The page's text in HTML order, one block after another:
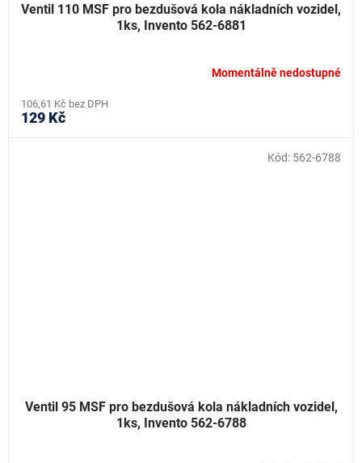
Ventil 110 MSF pro bezdušová kola nákladních vozidel,
1ks, Invento 562-6881
Momentálně nedostupné
106,61 Kč bez DPH
129 Kč
Ventil 95 MSF pro bezdušová kola nákladních vozidel,
1ks, Invento 562-6788
Kód: 562-6788